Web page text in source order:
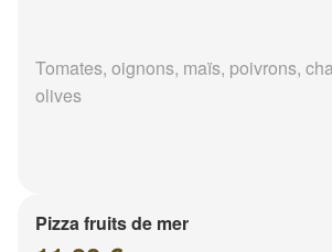
Tomates, oignons, maïs, poivrons,
olives
Pizza fruits de mer